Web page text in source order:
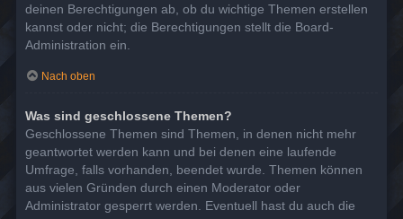
deinen Berechtigungen ab, ob du wichtige Themen erstellen
kannst oder nicht; die Berechtigungen stellt die Board-
Administration ein.
Nach oben
Was sind geschlossene Themen?
Geschlossene Themen sind Themen, in denen nicht mehr
geantwortet werden kann und bei denen eine laufende
Umfrage, falls vorhanden, beendet wurde. Themen können
aus vielen Gründen durch einen Moderator oder
Administrator gesperrt werden. Eventuell hast du auch die